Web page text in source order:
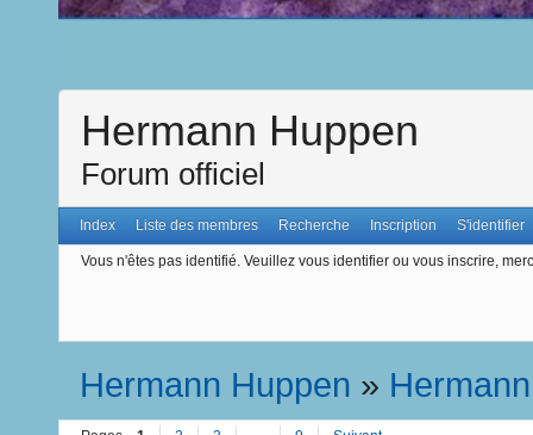
Hermann Huppen
Forum officiel
Index Liste des membres Recherche Inscription S'identifier
Vous n'êtes pas identifié. Veuillez vous identifier ou vous inscrire,
Hermann Huppen » Hermann